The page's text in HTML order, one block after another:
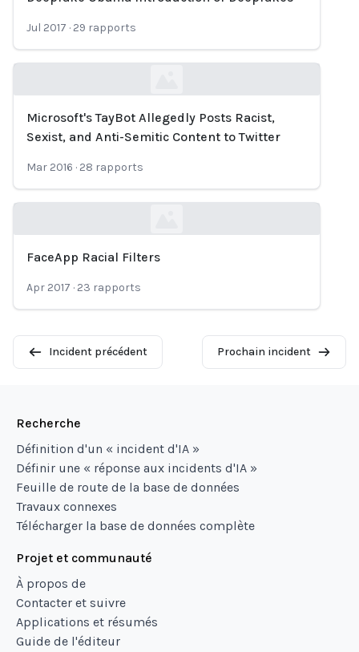
Loading...
Jul 2017 · 29 rapports
Loading...
Microsoft's TayBot Allegedly Posts Racist,
Sexist, and Anti-Semitic Content to Twitter
Mar 2016 · 28 rapports
Loading...
FaceApp Racial Filters
Apr 2017 · 23 rapports
Incident précédent Prochain incident
Recherche
Définition d'un « incident d'IA »
Définir une « réponse aux incidents d'IA »
Feuille de route de la base de données
Travaux connexes
Télécharger la base de données complète
Projet et communauté
À propos de
Contacter et suivre
Applications et résumés
Guide de l'éditeur